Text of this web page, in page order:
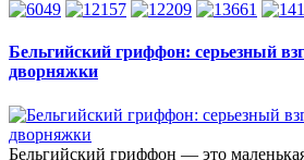
Бельгийский гриффон: серьезный
дворняжки
Бельгийский гриффон — это